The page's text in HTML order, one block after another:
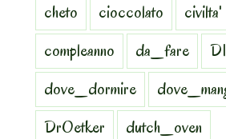
cheto
cioccolato civilta'
compleanno
da_fare
dove_dormire
DrOetker
dutch_oven